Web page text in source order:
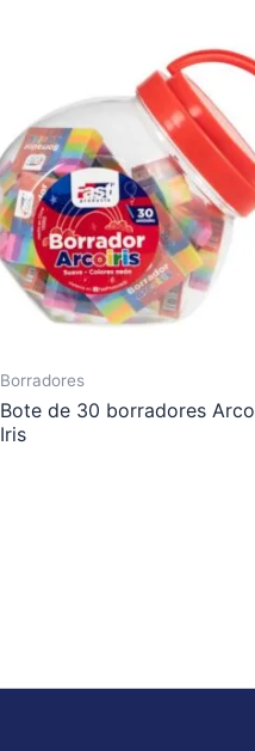
Borradores
Bote de 30 borradores Arco
Iris